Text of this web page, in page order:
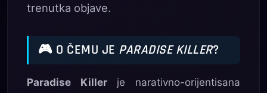
trenutka objave.
🎮 O ČEMU JE PARADISE KILLER?
Paradise Killerje narativno-orijentisana